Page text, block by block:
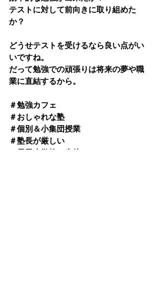
テストに対して前向きに取り組めた
か？
どうせテストを受けるなら良い点がい
いですね。
だって勉強での頑張りは将来の夢や職
業に直結するから。
＃勉強カフェ
＃おしゃれな塾
＃個別＆小集団授業
＃塾長が厳しい